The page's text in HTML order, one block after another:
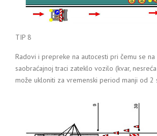
TIP 8
Radovi i prepreke na autocesti pri čemu se na
saobraćajnoj traci zateklo vozilo (kvar,
može ukloniti za vremenski period manji od 2